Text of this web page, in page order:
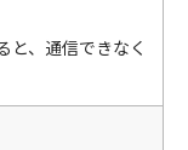
と、通信できなく